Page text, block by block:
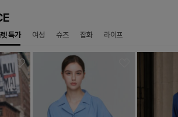
특가 여성 슈즈 잡화 라이프